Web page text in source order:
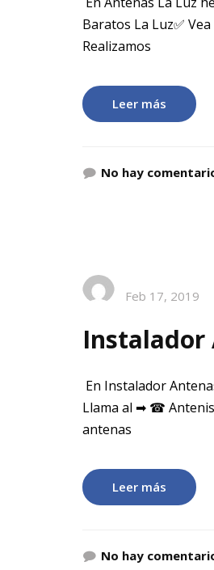
Baratos La Luz✅
Realizamos
Leer más
No hay
Feb 17, 2019
Instalador
En Instalador
Llama al ➡ ☎
antenas
Leer más
No hay